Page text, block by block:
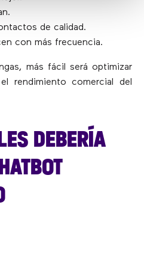
de calidad.
con más frecuencia.
más fácil será optimizar
rendimiento comercial del
DEBERÍA